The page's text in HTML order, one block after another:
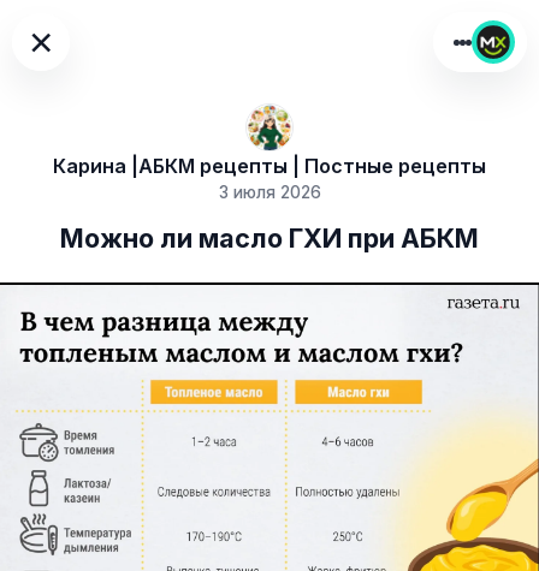
×
Карина |АБКМ рецепты | Постные рецепты
3 июля 2026
Можно ли масло ГХИ при АБКМ